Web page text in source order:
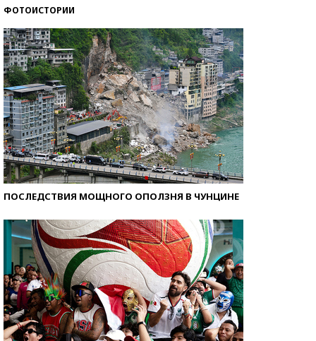
ФОТОИСТОРИИ
ПОСЛЕДСТВИЯ МОЩНОГО ОПОЛЗНЯ В ЧУНЦИНЕ